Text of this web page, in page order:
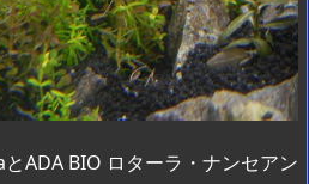
ADA BIO ロターラ・ナンセアン